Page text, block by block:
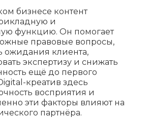
бизнесе контент
и
функцию. Он помогает
правовые вопросы,
ожидания клиента,
экспертизу и снижать
ещё до первого
креатив здесь
восприятия и
эти факторы влияют на
партнёра.